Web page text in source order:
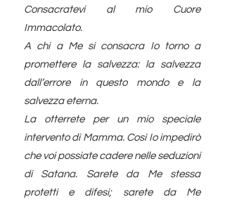
Consacratevi al mio Cuore
Immacolato.
A chi a Me si consacra Io torno a
promettere la salvezza: la salvezza
dall’errore in questo mondo e la
salvezza eterna.
La otterrete per un mio speciale
intervento di Mamma. Così Io impedirò
che voi possiate cadere nelle seduzioni
di Satana. Sarete da Me stessa
protetti e difesi; sarete da Me